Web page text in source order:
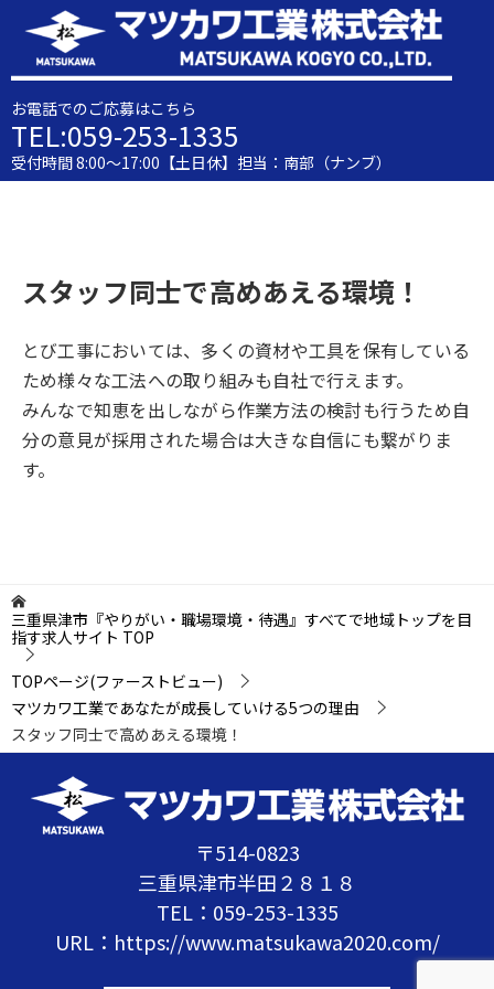
お電話でのご応募はこちら
TEL:059-253-1335
受付時間 8:00～17:00【土日休】担当：南部（ナンブ）
スタッフ同士で高めあえる環境！
とび工事においては、多くの資材や工具を保有している
ため様々な工法への取り組みも自社で行えます。
みんなで知恵を出しながら作業方法の検討も行うため自
分の意見が採用された場合は大きな自信にも繋がりま
す。
三重県津市『やりがい・職場環境・待遇』すべてで地域トップを目
指す求人サイト TOP
TOPページ(ファーストビュー)
マツカワ工業であなたが成長していける5つの理由
スタッフ同士で高めあえる環境！
〒514-0823
三重県津市半田２８１８
TEL： 059-253-1335
URL： https://www.matsukawa2020.com/